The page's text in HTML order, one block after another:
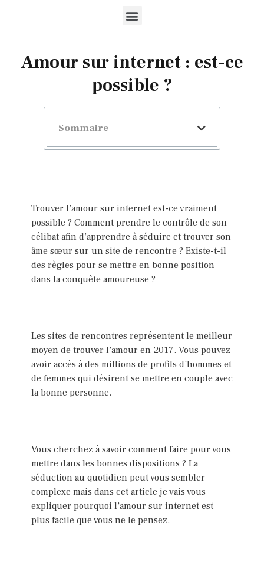
Amour sur internet : est-ce
possible ?
Sommaire
Trouver l’amour sur internet est-ce vraiment
possible ? Comment prendre le contrôle de son
célibat afin d’apprendre à séduire et trouver son
âme sœur sur un site de rencontre ? Existe-t-il
des règles pour se mettre en bonne position
dans la conquête amoureuse ?
Les sites de rencontres représentent le meilleur
moyen de trouver l’amour en 2017. Vous pouvez
avoir accès à des millions de profils d’hommes et
de femmes qui désirent se mettre en couple avec
la bonne personne.
Vous cherchez à savoir comment faire pour vous
mettre dans les bonnes dispositions ? La
séduction au quotidien peut vous sembler
complexe mais dans cet article je vais vous
expliquer pourquoi l’amour sur internet est
plus facile que vous ne le pensez.